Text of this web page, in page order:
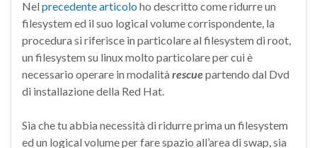
Nel precedente articolo ho descritto come ridurre un
filesystem ed il suo logical volume corrispondente, la
procedura si riferisce in particolare al filesystem di root,
un filesystem su linux molto particolare per cui è
necessario operare in modalità rescuepartendo dal Dvd
di installazione della Red Hat.
Sia che tu abbia necessità di ridurre prima un filesystem
ed un logical volume per fare spazio all’area di swap, sia